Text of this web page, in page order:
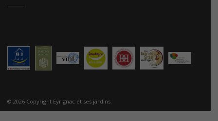
© 2026 Copyright Eyrignac et ses jardins.